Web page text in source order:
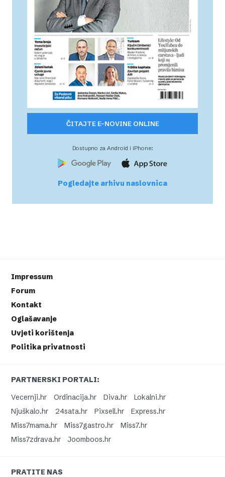
ČITAJTE E-NOVINE ONLINE
Dostupno za Android i iPhone:
Pogledajte arhivu naslovnica
Impressum
Forum
Kontakt
Oglašavanje
Uvjeti korištenja
Politika privatnosti
PARTNERSKI PORTALI:
Vecernji.hr
Ordinacija.hr Diva.hr
Lokalni.hr
Njuškalo.hr
24sata.hr Pixsell.hr
Express.hr
Miss7mama.hr
Miss7gastro.hr
Miss7.hr
Miss7zdrava.hr
Joomboos.hr
PRATITE NAS